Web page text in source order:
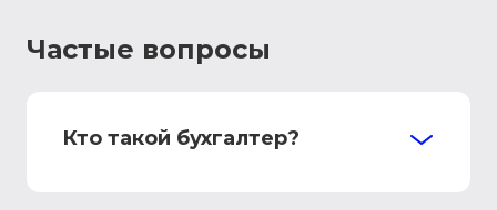
Частые вопросы
Кто такой бухгалтер?